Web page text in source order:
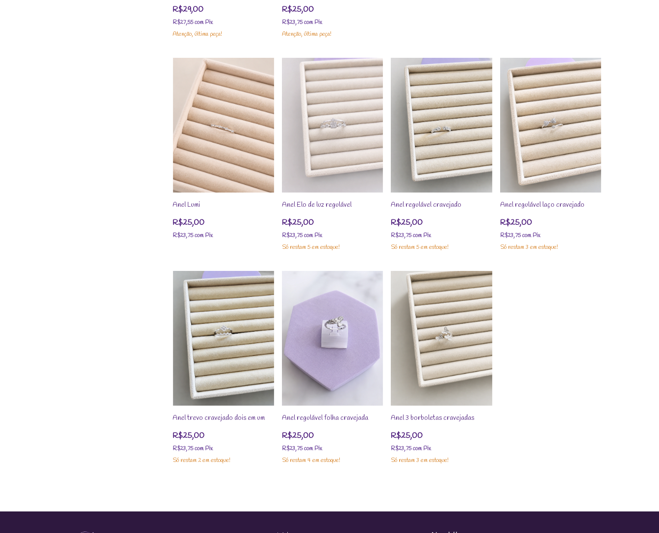
R$29,00
R$27,55com Pix
Atenção, última peça!
R$25,00
R$23,75com Pix
Atenção, última peça!
Anel Lumi
R$25,00
R$23,75com Pix
Anel Elo de luz regulável
R$25,00
R$23,75com Pix
Só restam5em estoque!
Anel regulável cravejado
R$25,00
R$23,75com Pix
Só restam5em estoque!
Anel regulável laço cravejado
R$25,00
R$23,75com Pix
Só restam3 em estoque!
Anel trevo cravejado dois em um
R$25,00
R$23,75com Pix
Só restam2em estoque!
Anel regulável folha cravejada
R$25,00
R$23,75com Pix
Só restam4 em estoque!
Anel 3 borboletas cravejadas
R$25,00
R$23,75com Pix
Só restam3 em estoque!